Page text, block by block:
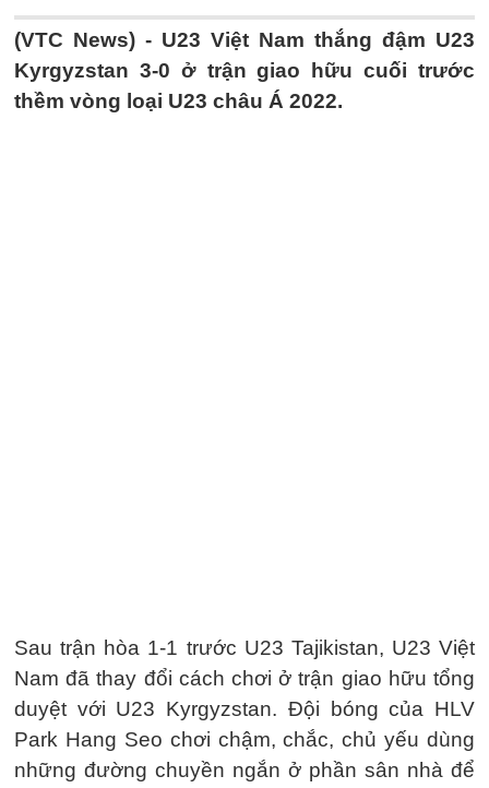
(VTC News) - U23 Việt Nam thắng đậm U23
Kyrgyzstan 3-0 ở trận giao hữu cuối trước
thềm vòng loại U23 châu Á 2022.
Sau trận hòa 1-1 trước U23 Tajikistan, U23 Việt
Nam đã thay đổi cách chơi ở trận giao hữu tổng
duyệt với U23 Kyrgyzstan. Đội bóng của HLV
Park Hang Seo chơi chậm, chắc, chủ yếu dùng
những đường chuyền ngắn ở phần sân nhà để